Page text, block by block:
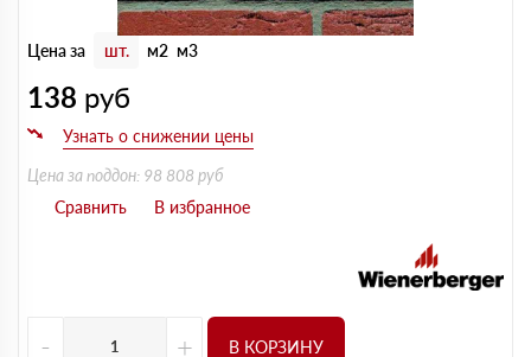
Цена за шт. м2 м3
138 руб
Цена за поддон: 98 808 руб
- + В КОРЗИНУ